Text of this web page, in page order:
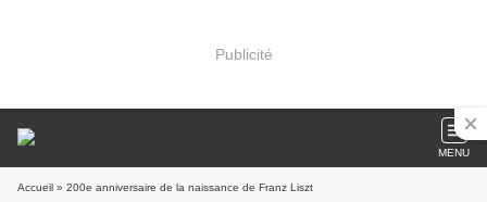
Publicité
MENU
Accueil » 200e anniversaire de la naissance de Franz Liszt